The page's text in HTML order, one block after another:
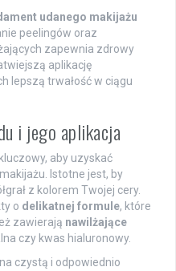
udanego makijażu
peelingów oraz
zapewnia zdrowy
aplikację
lepszą trwałość w ciągu
i jego aplikacja
aby uzyskać
Istotne jest, by
z kolorem Twojej cery.
o delikatnej formule, które
zawierają nawilżające
czy kwas hialuronowy.
czystą i odpowiednio